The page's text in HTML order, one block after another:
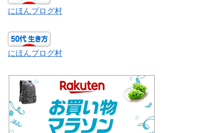
にほんブログ村
にほんブログ村